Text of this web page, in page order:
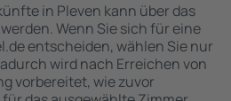
in Pleven kann über das
Wenn Sie sich für eine
entscheiden, wählen Sie nur
wird nach Erreichen von
vorbereitet, wie zuvor